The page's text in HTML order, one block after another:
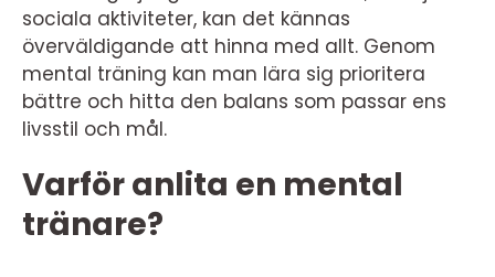
sociala aktiviteter, kan det kännas
överväldigande att hinna med allt. Genom
mental träning kan man lära sig prioritera
bättre och hitta den balans som passar ens
livsstil och mål.
Varför anlita en mental
tränare?